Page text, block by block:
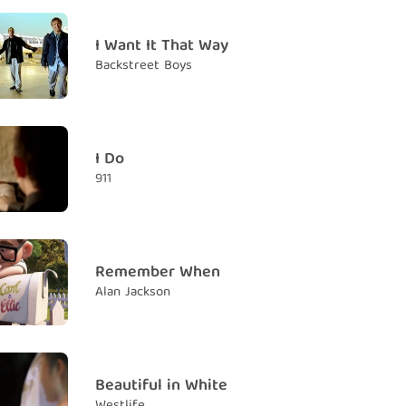
more than that
hơn thế
much better
nhận được những điều tốt đẹp hơn
in holding on
cứ giữ mãi quá khứ
it's now or never
bây giờ hoặc không bao giờ
be friends
là bạn của em
in the end
là đến cuối cùng
you more than that
nhiều hơn thế
I Want It That Way
Backstreet Boys
I Do
911
Remember When
Alan Jackson
Beautiful in White